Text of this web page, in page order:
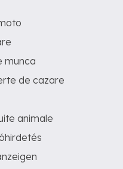
munca
de cazare
animale